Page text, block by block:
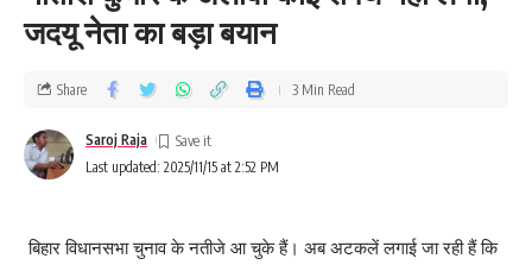
जदयू नेता का बड़ा बयान
Last updated: 2025/11/15 at 2:52 PM
Saroj Raja
Share 3 Min Read
बिहार विधानसभा चुनाव के नतीजे आ चुके हैं। अब अटकलें लगाई जा रही हैं कि